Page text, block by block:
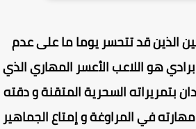
قد تتحسر يوما ما على عدم
هو اللاعب الأعسر المهاري الذي
السحرية المتقنة و دقته
في المراوغة و إمتاع الجماهير